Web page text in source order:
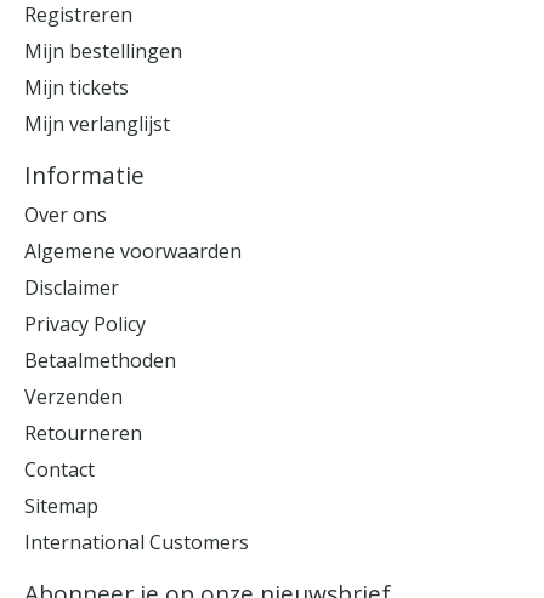
Registreren
Mijn bestellingen
Mijn tickets
Mijn verlanglijst
Informatie
Over ons
Algemene voorwaarden
Disclaimer
Privacy Policy
Betaalmethoden
Verzenden
Retourneren
Contact
Sitemap
International Customers